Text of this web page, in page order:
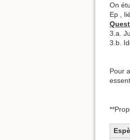
On
Ep ,
3.a.
3.b.
Pour